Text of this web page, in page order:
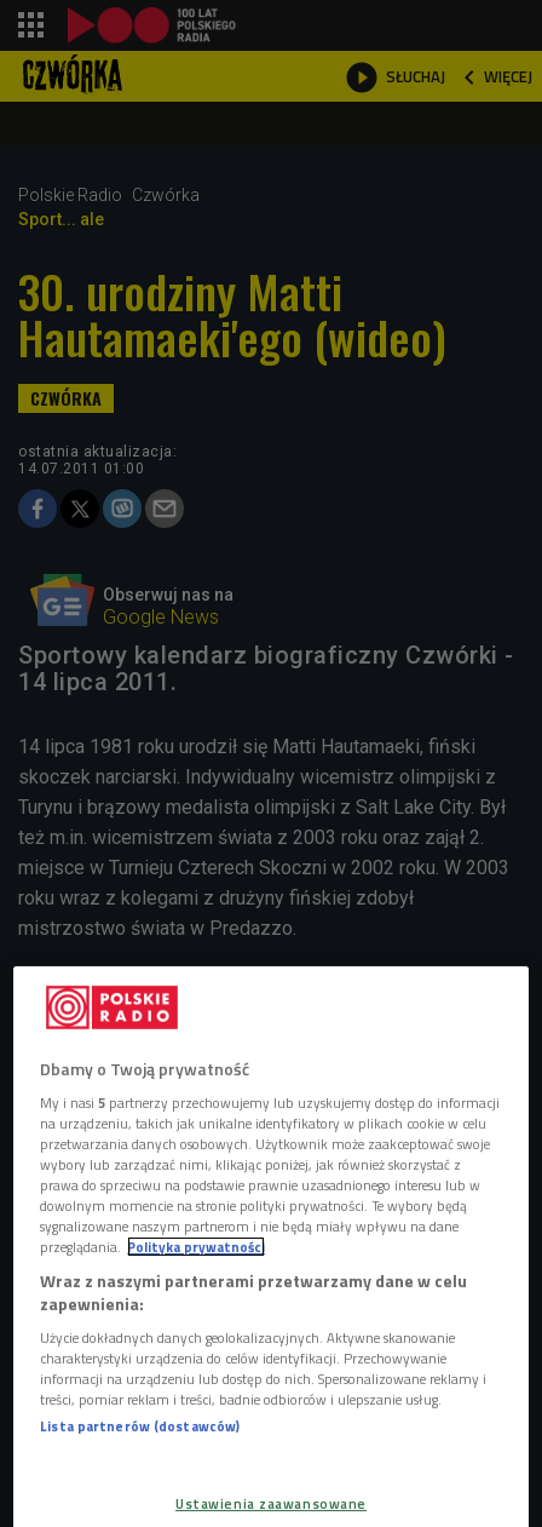
 SŁUCHAJ  WIĘCEJ

Polskie Radio
Czwórka
Sport... ale
30. urodziny Matti
Hautamaeki'ego (wideo)
ostatnia aktualizacja:
14.07.2011 01:00
Obserwuj nas na
Google News
Sportowy kalendarz biograficzny Czwórki -
14 lipca 2011.
14 lipca 1981 roku urodził się Matti Hautamaeki, fiński
skoczek narciarski. Indywidualny wicemistrz olimpijski z
Turynu i brązowy medalista olimpijski z Salt Lake City. Był
też m.in. wicemistrzem świata z 2003 roku oraz zajął 2.
miejsce w Turnieju Czterech Skoczni w 2002 roku. W 2003
roku wraz z kolegami z drużyny fińskiej zdobył
mistrzostwo świata w Predazzo.
Dwukrotnie w latach 2002 i 2005 zajął trzecie miejsce w
klasyfikacji generalnej Pucharu Świata. Zwyciężył w 16
2006 w... Zakopanem.
W marcu 2003 roku w Planicy trzykrotnie ustanawiał
nieoficjalne rekordy świata w długości skoku. Dwa lata
później znów oddał najdłuższy skok - 235,5 m, ale ten
wynik nie jest najlepszym światowym osiągnięciem gdyż
został poprawiony przez Norwega Bjoerna Einara
Romoerena, który wylądował 3,5 metra dalej. Później (w
2011) jeszcze dalej skoczył Johan Remen Evensen - 246,5
metra.
Jego starszy o dwa lata brat Jussi - był także skoczkiem
narciarskim, ale na swoim koncie nie ma aż tylu sukcesów
Kantee i Olli Happonenem tworzy on bowiem zespół
Dbamy o Twoją prywatność
My i nasi5 partnerzy przechowujemy lub uzyskujemy dostęp do informacji
na urządzeniu, takich jak unikalne identyfikatory w plikach cookie w celu
przetwarzania danych osobowych. Użytkownik może zaakceptować swoje
wybory lub zarządzać nimi, klikając poniżej, jak również skorzystać z
prawa do sprzeciwu na podstawie prawnie uzasadnionego interesu lub w
dowolnym momencie na stronie polityki prywatności. Te wybory będą
sygnalizowane naszym partnerom i nie będą miały wpływu na dane
przeglądania. Polityka prywatności
Wraz z naszymi partnerami przetwarzamy dane w celu
zapewnienia:
Użycie dokładnych danych geolokalizacyjnych. Aktywne skanowanie
charakterystyki urządzenia do celów identyfikacji. Przechowywanie
informacji na urządzeniu lub dostęp do nich. Spersonalizowane reklamy i
treści, pomiar reklam i treści, badnie odbiorców i ulepszanie usług.
Lista partnerów (dostawców)
Ustawienia zaawansowane